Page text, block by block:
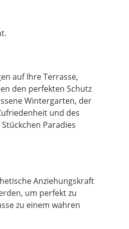
auf Ihre Terrasse,
den perfekten Schutz
Wintergarten, der
und des
Paradies
Anziehungskraft
um perfekt zu
zu einem wahren